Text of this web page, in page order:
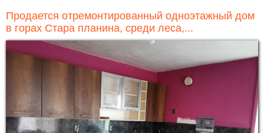
Продается отремонтированный одноэтажный дом
в горах Стара планина, среди леса,...